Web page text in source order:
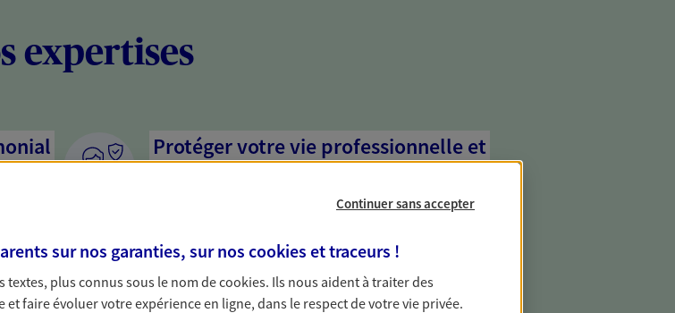
expertises
vos
Protéger votre vie professionnelle et
Nous sommes à votre écoute pour vous proposer des
activité, mais aussi les risques liés à votre vie privée. Un seul
interlocuteur pour tous vos besoins, ça change tout.
Continuer sans accepter
sur nos garanties, sur noscookies et traceurs !
textes, plus connus sous le nom decookies. Ils nous aident à traiter des
faire évoluer votre expérience en ligne, dans le respect de votre vie privée.